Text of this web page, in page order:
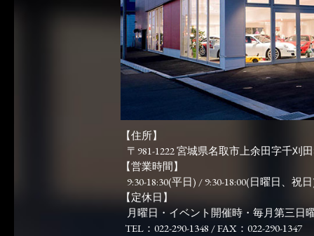
【住所】
〒981-1222 宮城県名取市上余田字千刈田
【営業時間】
9:30-18:30(平日) / 9:30-18:00(日曜日、祝日
【定休日】
月曜日・イベント開催時・毎月第三日
TEL：022-290-1348 / FAX：022-290-1347